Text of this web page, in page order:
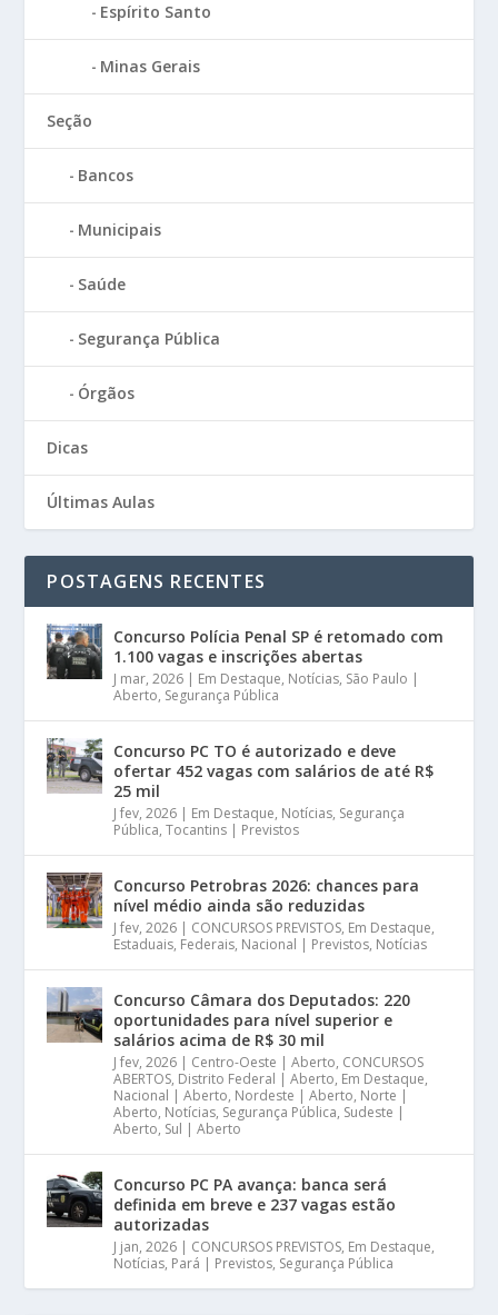
Espírito Santo
Minas Gerais
Seção
Bancos
Municipais
Saúde
Segurança Pública
Órgãos
Dicas
Últimas Aulas
POSTAGENS RECENTES
Concurso Polícia Penal SP é retomado com
1.100 vagas e inscrições abertas
J mar, 2026 | Em Destaque, Notícias, São Paulo |
Aberto, Segurança Pública
Concurso PC TO é autorizado e deve
ofertar 452 vagas com salários de até R$
25 mil
J fev, 2026 | Em Destaque, Notícias, Segurança
Pública,Tocantins | Previstos
Concurso Petrobras 2026: chances para
nível médio ainda são reduzidas
J fev, 2026 | CONCURSOS PREVISTOS, Em Destaque,
Estaduais, Federais, Nacional | Previstos, Notícias
Concurso Câmara dos Deputados: 220
oportunidades para nível superior e
salários acima de R$ 30 mil
J fev, 2026 | Centro-Oeste | Aberto, CONCURSOS
ABERTOS, Distrito Federal | Aberto, Em Destaque,
Nacional | Aberto, Nordeste | Aberto, Norte |
Aberto, Notícias, Segurança Pública, Sudeste |
Aberto, Sul | Aberto
Concurso PC PA avança: banca será
definida em breve e 237 vagas estão
autorizadas
J jan, 2026 | CONCURSOS PREVISTOS, Em Destaque,
Notícias, Pará | Previstos, Segurança Pública